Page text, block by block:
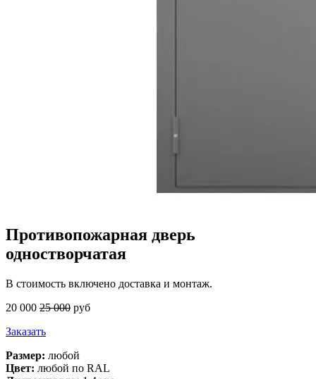
Противопожарная дверь
одностворчатая
В стоимость включено доставка и монтаж.
20 000 25 000 руб
Заказать
Размер: любой
Цвет: любой по RAL